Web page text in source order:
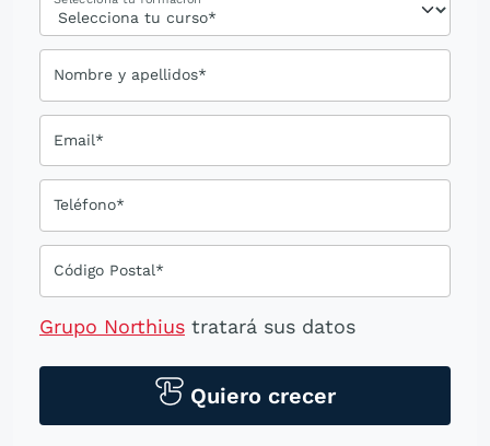
Nombre y apellidos*
Email*
Teléfono*
Código Postal*
Grupo Northius tratará sus datos
tecnológicos, incluso aplicaciones de
mensajería instantánea, con el fin de
Quiero crecer